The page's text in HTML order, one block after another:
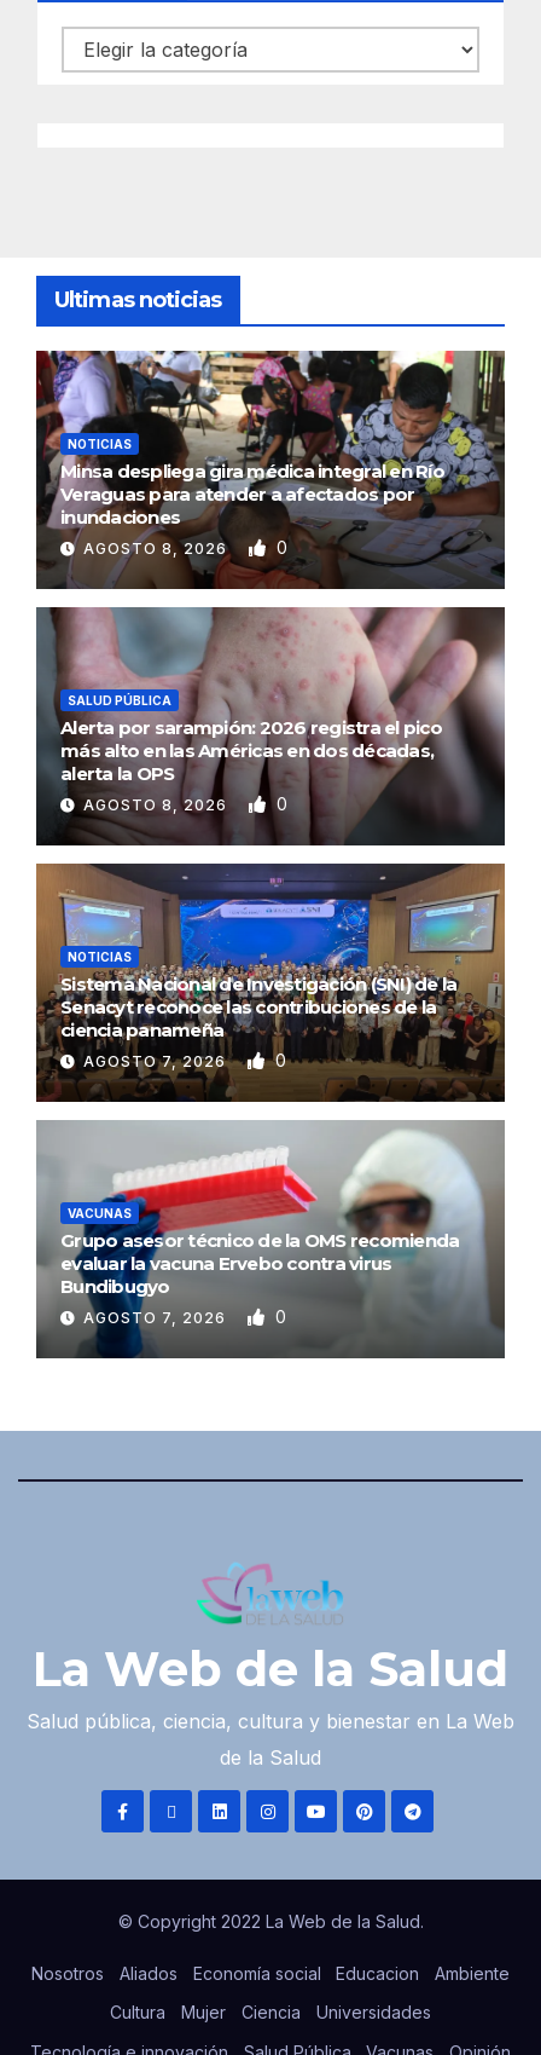
Categorías
Ultimas noticias
NOTICIAS
Minsa despliega gira médica integral en Río
Veraguas para atender a afectados por
inundaciones
AGOSTO 8, 2026 0
SALUD PÚBLICA
Alerta por sarampión: 2026 registra el pico
más alto en las Américas en dos décadas,
alerta la OPS
AGOSTO 8, 2026 0
NOTICIAS
Sistema Nacional de Investigación (SNI) de la
Senacyt reconoce las contribuciones de la
ciencia panameña
AGOSTO 7, 2026 0
VACUNAS
Grupo asesor técnico de la OMS recomienda
evaluar la vacuna Ervebo contra virus
Bundibugyo
AGOSTO 7, 2026 0
La Web de la Salud
Salud pública, ciencia, cultura y bienestar en La Web
de la Salud
© Copyright 2022 La Web de la Salud.
Nosotros Aliados Economía social Educacion
Ambiente
Cultura
Mujer Ciencia
Universidades